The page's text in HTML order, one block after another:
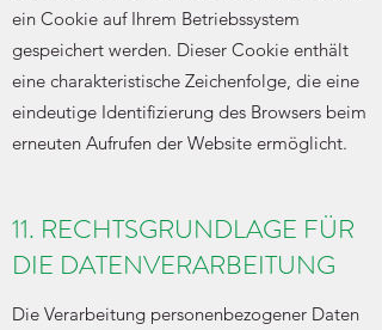
ein Cookie auf Ihrem Betriebssystem
gespeichert werden. Dieser Cookie enthält
eine charakteristische Zeichenfolge, die eine
eindeutige Identifizierung des Browsers beim
erneuten Aufrufen der Website ermöglicht.
11. RECHTSGRUNDLAGE FÜR
DIE DATENVERARBEITUNG
Die Verarbeitung personenbezogener Daten